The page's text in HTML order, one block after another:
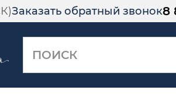
Заказать обратный звонок8